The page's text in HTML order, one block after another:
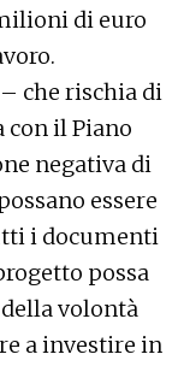
di euro
che rischia di
con il Piano
negativa di
essere
i documenti
possa
volontà
a investire in